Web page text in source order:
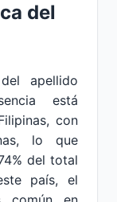
del
apellido
está
con
lo que
del total
país, el